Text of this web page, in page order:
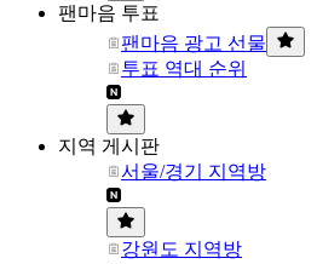
팬마음 투표
팬마음 광고 선물
투표 역대 순위
지역 게시판
서울/경기 지역방
강원도 지역방